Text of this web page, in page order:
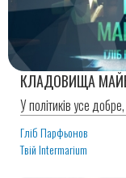
КЛАДОВИЩА
У політиків усе
Гліб Парфьонов
Твій Intermarium